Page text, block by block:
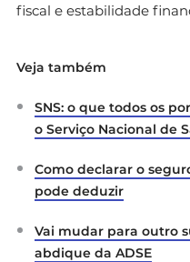
fiscal e estabilidade
Veja também
SNS: o que todos os
o Serviço Nacional de
Como declarar o
pode deduzir
Vai mudar para outro
abdique da ADSE